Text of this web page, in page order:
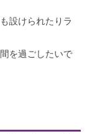
設けられたりラ
を過ごしたいで